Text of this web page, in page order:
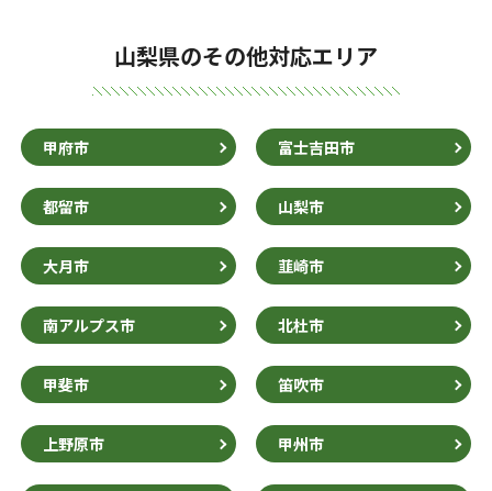
山梨県のその他対応エリア
甲府市 富士吉田市
都留市 山梨市
大月市 韮崎市
南アルプス市 北杜市
甲斐市 笛吹市
上野原市 甲州市